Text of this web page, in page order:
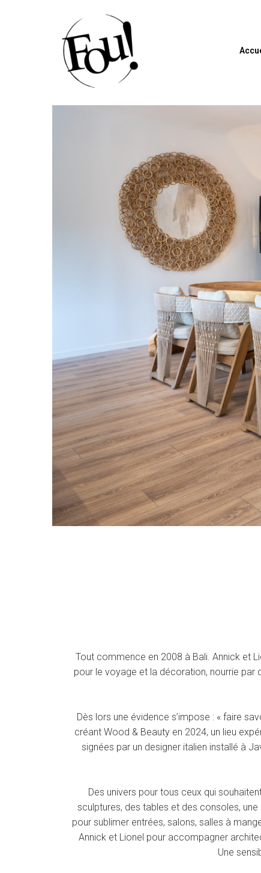
Tout commence en 2008 à Bali. Annick et
pour le voyage et la décoration, nourrie par
Dès lors une évidence s’impose : « faire
créant Wood & Beauty en 2024, un lieu
signées par un designer italien installé à
Des univers pour tous ceux qui
sculptures, des tables et des consoles,
pour sublimer entrées, salons, salles à
Annick et Lionel pour accompagner
Une